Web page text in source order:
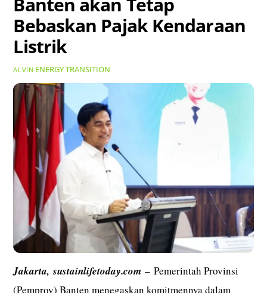
Bebaskan Pajak Kendaraan
Listrik
ALVIN ENERGY TRANSITION
Jakarta,sustainlifetoday.com– Pemerintah Provinsi
(Pemprov) Banten menegaskan komitmennya dalam